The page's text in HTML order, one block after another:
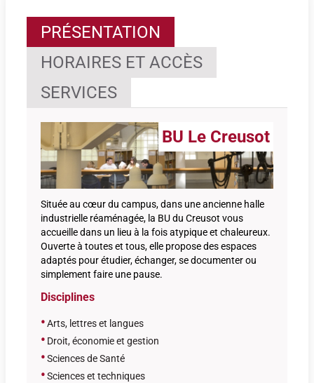
PRÉSENTATION
HORAIRES ET ACCÈS
SERVICES
BU Le Creusot
Située au cœur du campus, dans une ancienne halle
industrielle réaménagée, la BU du Creusot vous
accueille dans un lieu à la fois atypique et chaleureux.
Ouverte à toutes et tous, elle propose des espaces
adaptés pour étudier, échanger, se documenter ou
simplement faire une pause.
Disciplines
•Arts, lettres et langues
• Droit, économie et gestion
•Sciences de Santé
•Sciences et techniques